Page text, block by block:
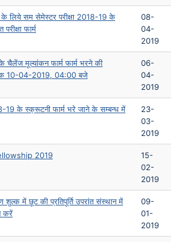
लिये सम सेमेस्टर परीक्षा 2018-19 के
फार्म
08-
04-
2019
मूल्यांकन फार्म फार्म भरने की
10-04-2019, 04:00 बजे
06-
04-
2019
19 के स्क्रूटनी फार्म भरे जाने के सम्बन्ध में
23-
03-
2019
2019
15-
02-
2019
शुल्क में छूट की प्रतिपूर्ति उपरांत संस्थान में
करें
09-
01-
2019